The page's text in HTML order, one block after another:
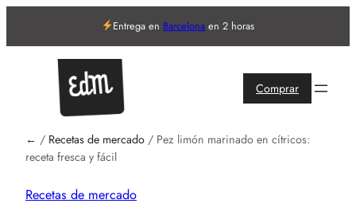
Entrega en Barcelona en 2 horas
Comprar
← / Recetas de mercado / Pez limón marinado en cítricos:
receta fresca y fácil
Recetas de mercado